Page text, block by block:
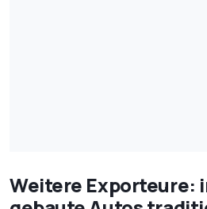
Weitere Exporteure: